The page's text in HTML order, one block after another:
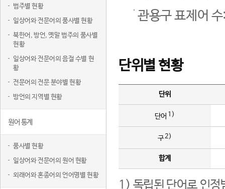
범주별 현황
일상어와 전문어의 품사별 현황
북한어, 방언, 옛말 범주의 품사별
현황
일상어와 전문어의 음절 수별 현
황
전문어의 전문 분야별 현황
방언의 지역별 현황
원어 통계
품사별 현황
일상어와 전문어의 원어 현황
외래어와 혼종어의 언어명별 현황
관용구 표제어
단위별 현황
단위
단어 1)
구2)
합계
1) 독립된 단어로 인정